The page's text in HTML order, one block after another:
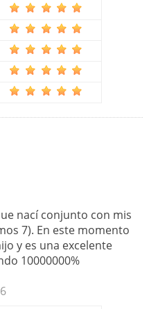
nací conjunto con mis
7). En este momento
y es una excelente
10000000%